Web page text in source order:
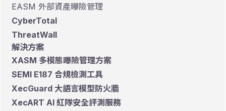
EASM 外部資產曝險管理
CyberTotal
ThreatWall
解決方案
XASM 多模態曝險管理方案
SEMI E187 合規檢測工具
XecGuard 大語言模型防火牆
XecART AI 紅隊安全評測服務